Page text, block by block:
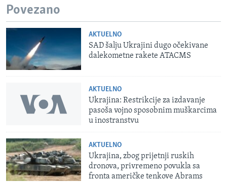
Povezano
AKTUELNO
SAD šalju Ukrajini dugo očekivane
dalekometne rakete ATACMS
AKTUELNO
Ukrajina: Restrikcije za izdavanje
pasoša vojno sposobnim muškarcima
u inostranstvu
AKTUELNO
Ukrajina, zbog prijetnji ruskih
dronova, privremeno povukla sa
fronta američke tenkove Abrams